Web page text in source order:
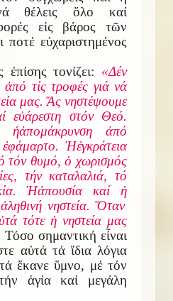
θέλεις ὅλο καί
εἰς βάρος τῶν
εὐχαριστημένος
τονίζει: «Δέν
ἀπό τίς τροφές γιά νά
μας.Ἄς νηστέψουμε
εὐάρεστη στόν Θεό.
ἡἀπομάκρυνση ἀπό
ἐφάμαρτο.Ἡἐγκράτεια
τόν θυμό,ὁ χωρισμός
τήν καταλαλιά, τό
Ἡἀπουσία καί ἡ
ἀληθινή νηστεία.Ὅταν
τά τότε ἡ νηστεία μας
Τόσο σημαντική εἶναι
αὐτά τά ἴδια λόγια
ἔκανε ὕμνο, μέ τόν
ἁγία καί μεγάλη